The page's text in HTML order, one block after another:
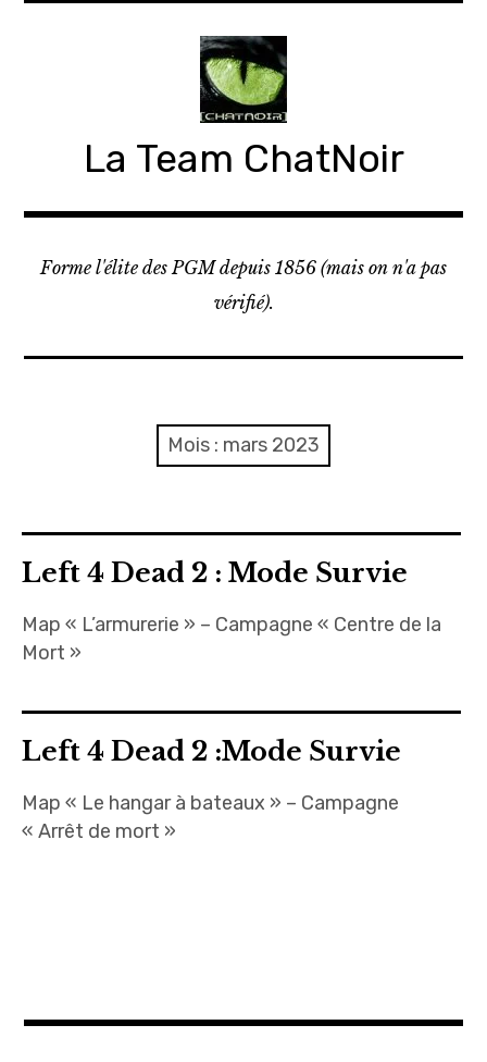
La Team ChatNoir
Forme l'élite des PGM depuis 1856 (mais on n'a pas
vérifié).
Mois : mars 2023
Left 4 Dead 2 : Mode Survie
Map « L’armurerie » – Campagne « Centre de la
Mort »
Left 4 Dead 2 :Mode Survie
Map « Le hangar à bateaux » – Campagne
« Arrêt de mort »